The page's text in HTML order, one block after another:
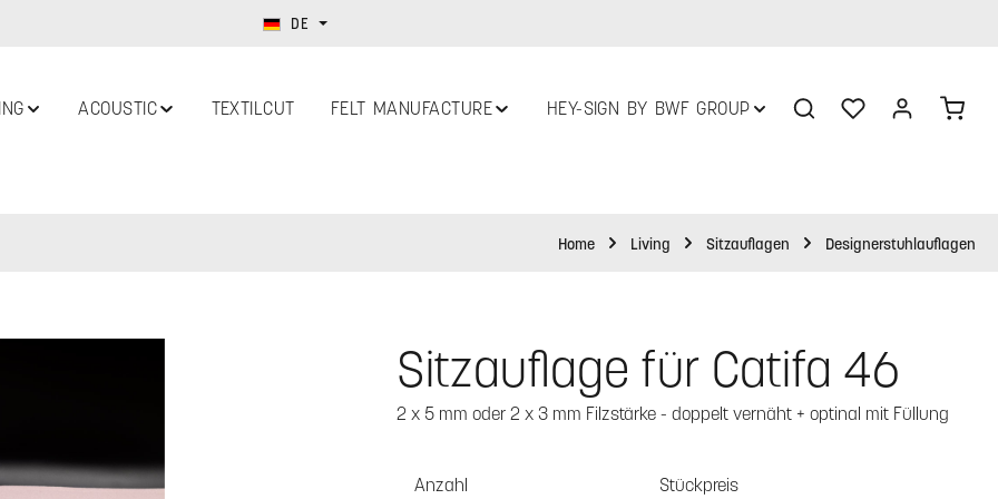
DE
ACOUSTIC TEXTILCUT FELT MANUFACTURE HEY-SIGN BY BWF GROUP Du hast 0 Produkte
Home Living Sitzauflagen Designerstuhlauflagen
Sitzauflage für Catifa 46
2 x 5 mm oder 2 x 3 mm Filzstärke - doppelt vernäht + optinal mit Füllung
Anzahl Stückpreis